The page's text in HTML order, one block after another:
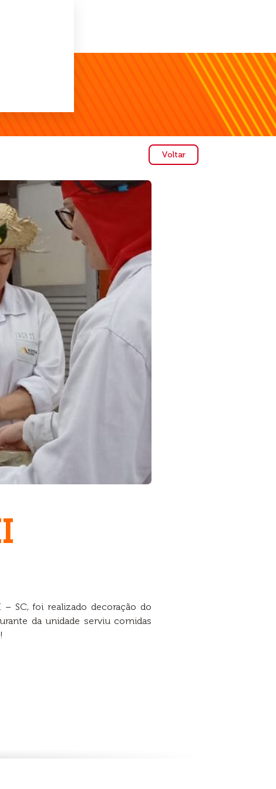
Voltar
SC, foi realizado decoração do
da unidade serviu comidas